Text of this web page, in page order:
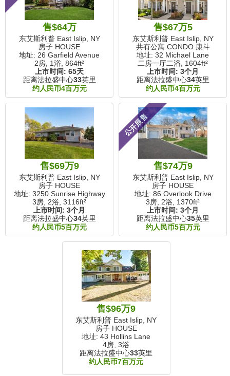
售$64万
东艾斯利普 East Islip, NY
房子 HOUSE
地址: 26 Garfield Avenue
2房, 1浴, 864ft²
上市时间: 65天
距离法拉盛中心33英里
约人民币4百万元
售$67万5
东艾斯利普 East Islip, NY
共有公寓 CONDO 康斗
地址: 32 Michael Lane
二房一厅二浴, 1604ft²
上市时间: 3个月
距离法拉盛中心34英里
约人民币4百万元
售$69万9
东艾斯利普 East Islip, NY
房子 HOUSE
地址: 3250 Sunrise Highway
3房, 2浴, 3116ft²
上市时间: 3个月
距离法拉盛中心34英里
约人民币5百万元
公开展售
售$74万9
东艾斯利普 East Islip, NY
房子 HOUSE
地址: 86 Overlook Drive
3房, 2浴, 1370ft²
上市时间: 3个月
距离法拉盛中心35英里
约人民币5百万元
售$96万9
东艾斯利普 East Islip, NY
房子 HOUSE
地址: 43 Hollins Lane
4房, 3浴
距离法拉盛中心33英里
约人民币7百万元